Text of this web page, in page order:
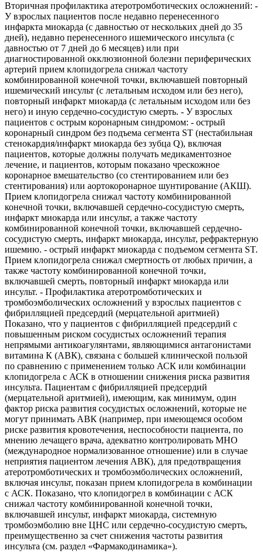
Вторичная профилактика атеротромботических осложнений: -
У взрослых пациентов после недавно перенесенного
инфаркта миокарда (с давностью от нескольких дней до 35
дней), недавно перенесенного ишемического инсульта (с
давностью от 7 дней до 6 месяцев) или при
диагностированной окклюзионной болезни периферических
артерий прием клопидогрела снижал частоту
комбинированной конечной точки, включавшей повторный
ишемический инсульт (с летальным исходом или без него),
повторный инфаркт миокарда (с летальным исходом или без
него) и иную сердечно-сосудистую смерть. - У взрослых
пациентов с острым коронарным синдромом: - острый
коронарный синдром без подъема сегмента SТ (нестабильная
стенокардия/инфаркт миокарда без зубца Q), включая
пациентов, которые должны получать медикаментозное
лечение, и пациентов, которым показано чрескожное
коронарное вмешательство (со стентированием или без
стентирования) или аортокоронарное шунтирование (АКШ).
Прием клопидогрела снижал частоту комбинированной
конечной точки, включавшей сердечно-сосудистую смерть,
инфаркт миокарда или инсульт, а также частоту
комбинированной конечной точки, включавшей сердечно-
сосудистую смерть, инфаркт миокарда, инсульт, рефрактерную
ишемию. - острый инфаркт миокарда с подъемом сегмента ST.
Прием клопидогрела снижал смертность от любых причин, а
также частоту комбинированной конечной точки,
включавшей смерть, повторный инфаркт миокарда или
инсульт. - Профилактика атеротромботических и
тромбоэмболических осложнений у взрослых пациентов с
фибрилляцией предсердий (мерцательной аритмией)
Показано, что у пациентов с фибрилляцией предсердий с
повышенным риском сосудистых осложнений терапия
непрямыми антикоагулянтами, являющимися антагонистами
витамина К (АВК), связана с большей клинической пользой
по сравнению с применением только АСК или комбинации
клопидогрела с АСК в отношении снижения риска развития
инсульта. Пациентам с фибрилляцией предсердий
(мерцательной аритмией), имеющим, как минимум, один
фактор риска развития сосудистых осложнений, которые не
могут принимать АВК (например, при имеющемся особом
риске развития кровотечения, неспособности пациента, по
мнению лечащего врача, адекватно контролировать МНО
(международное нормализованное отношение) или в случае
неприятия пациентом лечения АВК), для предотвращения
атеротромботических и тромбоэмболических осложнений,
включая инсульт, показан прием клопидогрела в комбинации
с АСК. Показано, что клопидогрел в комбинации с АСК
снижал частоту комбинированной конечной точки,
включавшей инсульт, инфаркт миокарда, системную
тромбоэмболию вне ЦНС или сердечно-сосудистую смерть,
преимущественно за счет снижения частоты развития
инсульта (см. раздел «Фармакодинамика»).